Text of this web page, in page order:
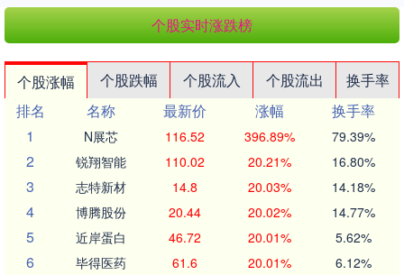
个股实时涨跌榜
个股涨幅 个股跌幅 个股流入 个股流出
换手率
排名
名称 最新价 涨幅
换手率
1
N展芯 116.52 396.89% 79.39%
2 锐翔智能 110.02 20.21% 16.80%
3 志特新材 14.8 20.03% 14.18%
4 博腾股份 20.44 20.02% 14.77%
5 近岸蛋白 46.72 20.01% 5.62%
6 毕得医药 61.6 20.01% 6.12%